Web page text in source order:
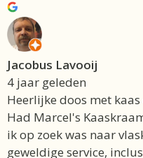
Jacobus Lavooij
4 jaar geleden
Heerlijke doos met
Had Marcel's
ik op zoek was naar
geweldige service,